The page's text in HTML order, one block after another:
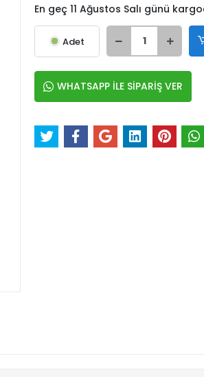
En geç 11 Ağustos Salı günü
Adet
WHATSAPP İLE SİPARİŞ VER